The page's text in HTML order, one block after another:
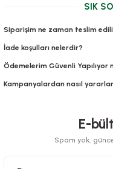
Sepete Ekle
SIK
Siparişim ne zaman teslim
İade koşulları nelerdir?
Ödemelerim Güvenli Yapılıyor
Kampanyalardan nasıl
E-
Spam yok,